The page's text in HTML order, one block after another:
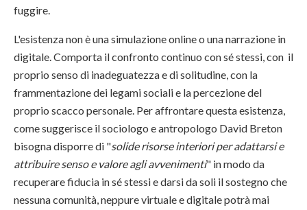
fuggire.
L'esistenza non è una simulazione online o una narrazione in
digitale. Comporta il confronto continuo con sé stessi, con il
proprio senso di inadeguatezza e di solitudine, con la
frammentazione dei legami sociali e la percezione del
proprio scacco personale. Per affrontare questa esistenza,
come suggerisce il sociologo e antropologo David Breton
bisogna disporre di "solide risorse interiori per adattarsi e
attribuire senso e valore agli avvenimenti" in modo da
recuperare fiducia in sé stessi e darsi da soli il sostegno che
nessuna comunità, neppure virtuale e digitale potrà mai